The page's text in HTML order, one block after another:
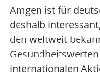
Amgen ist für
deshalb
den weltweit
internationalen